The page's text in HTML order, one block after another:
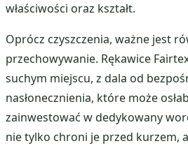
właściwości oraz kształt.
Oprócz czyszczenia, ważne jest
przechowywanie. Rękawice
suchym miejscu, z dala od
nasłonecznienia, które może
zainwestować w dedykowany
nie tylko chroni je przed kurzem,